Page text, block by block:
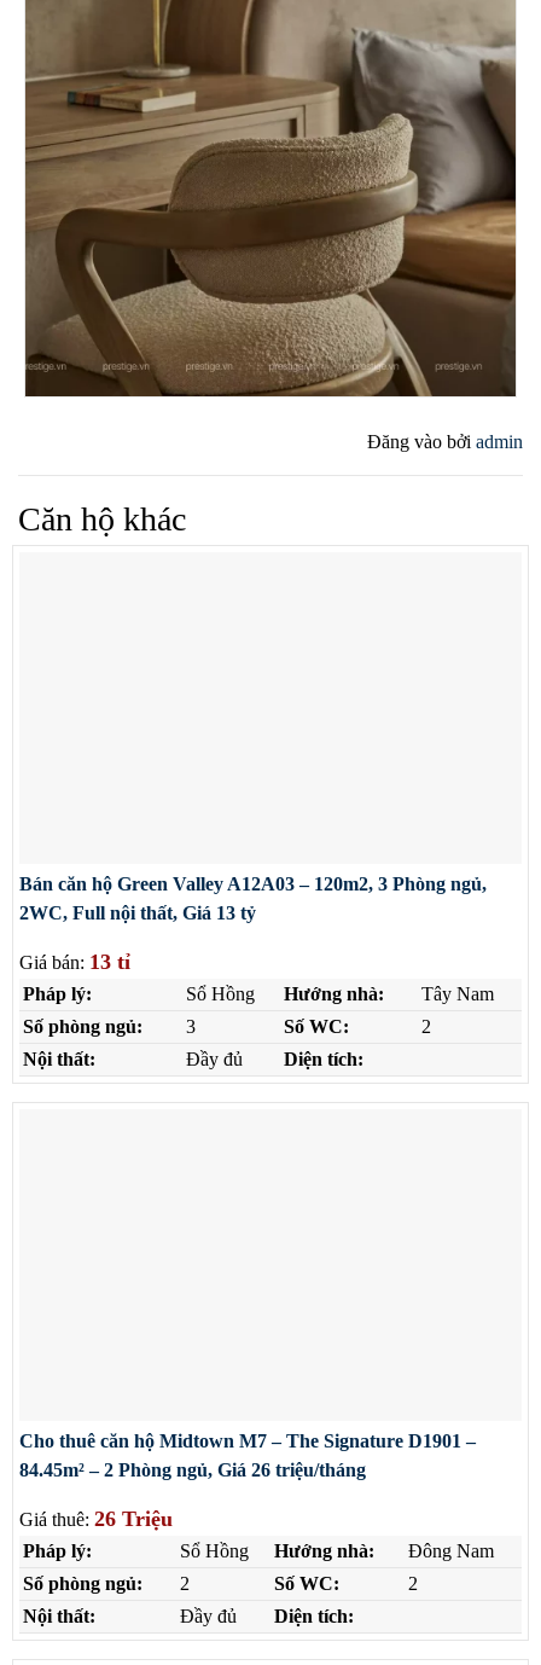
Đăng vào bởi admin
Căn hộ khác
Bán căn hộ Green Valley A12A03 – 120m2, 3 Phòng ngủ,
2WC, Full nội thất, Giá 13 tỷ
Giá bán: 13 tỉ
Pháp lý: Sổ Hồng Hướng nhà:
Tây Nam
Số phòng ngủ:
3 Số WC:
2
Nội thất:
Đầy đủ Diện tích:
Cho thuê căn hộ Midtown M7 – The Signature D1901 –
84.45m² – 2 Phòng ngủ, Giá 26 triệu/tháng
Giá thuê: 26 Triệu
Pháp lý: Sổ Hồng Hướng nhà:
Đông Nam
Số phòng ngủ:
2 Số WC:
2
Nội thất:
Đầy đủ Diện tích: